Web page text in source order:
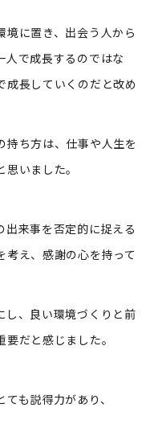
に置き、出会う人から
人で成長するのではな
成長していくのだと改め
持ち方は、仕事や人生を
いました。
来事を否定的に捉える
考え、感謝の心を持って
し、良い環境づくりと前
だと感じました。
も説得力があり、